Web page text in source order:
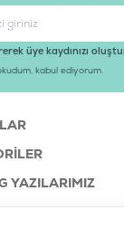
üye kaydınızı
kabul ediyorum.
YAZILARIMIZ